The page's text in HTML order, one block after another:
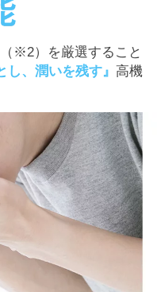
※2）を厳選すること
し、潤いを残す』高機